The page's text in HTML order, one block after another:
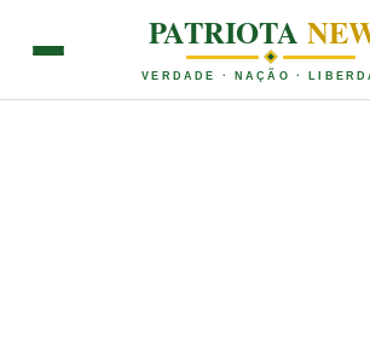
PATRIOTA
VERDADE · NAÇÃO ·